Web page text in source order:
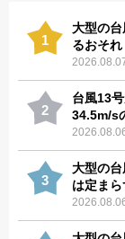
1
大型の
るおそれ
2
台風13
34.5m/s
3
大型の
は定まら